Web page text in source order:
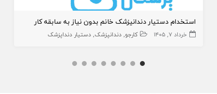
استخدام دستیار دندانپزشک خانم بدون نیاز به سابقه کار
خرداد ۷, ۱۴۰۵ کارجو دندانپزشک دستیار دنداپزشک